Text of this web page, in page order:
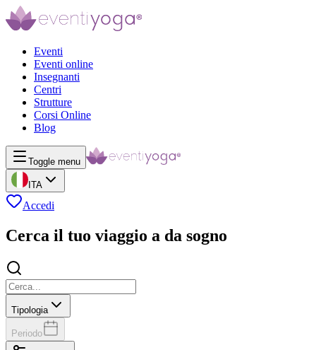
Eventi
Eventi online
Insegnanti
Centri
Strutture
Corsi Online
Blog
Toggle menu
ITA
Accedi
Cerca il tuo viaggio a da sogno
Tipologia
Periodo